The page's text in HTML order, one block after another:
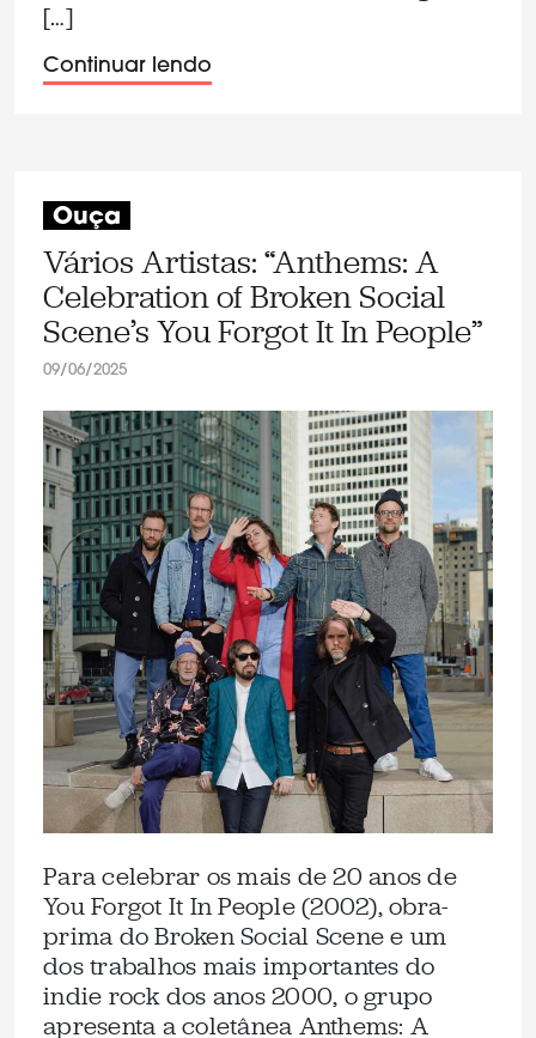
[…]
Continuar lendo
Ouça
Vários Artistas: “Anthems: A
Celebration of Broken Social
Scene’s You Forgot It In People”
09/06/2025
Para celebrar os mais de 20 anos de
You Forgot It In People (2002), obra-
prima do Broken Social Scene e um
dos trabalhos mais importantes do
indie rock dos anos 2000, o grupo
apresenta a coletânea Anthems: A